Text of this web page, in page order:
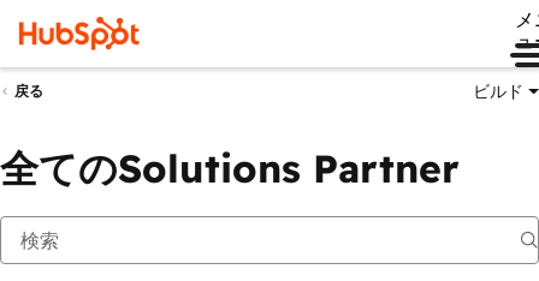
ュ
戻る ビルド
全てのSolutions Partner